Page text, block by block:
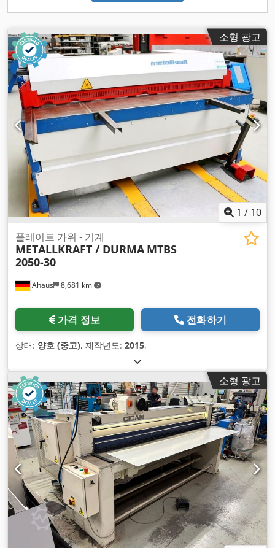
소형 광고
1 / 10
Ahaus 8,681 km
플레이트 가위 - 기계
METALLKRAFT / DURMA MTBS
2050-30
가격 정보 전화하기
상태: 양호 (중고), 제작년도: 2015,
소형 광고